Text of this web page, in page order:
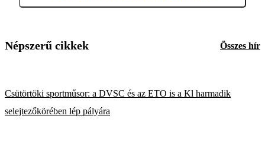
Népszerű cikkek Összes hír
Csütörtöki sportműsor: a DVSC és az ETO is a Kl harmadik
selejtezőkörében lép pályára